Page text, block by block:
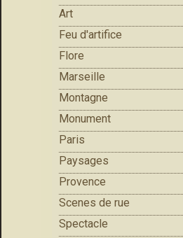
Art
Feu d'artifice
Flore
Marseille
Montagne
Monument
Paris
Paysages
Provence
Scenes de rue
Spectacle